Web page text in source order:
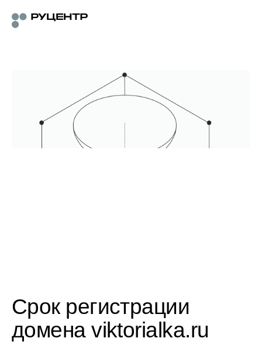
Срок регистрации
домена viktorialka.ru